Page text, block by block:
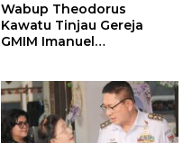
Wabup Theodorus
Kawatu Tinjau Gereja
GMIM Imanuel
Sampaikan Dukungan
bagi Jemaat